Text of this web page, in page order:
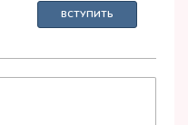
ВСТУПИТЬ